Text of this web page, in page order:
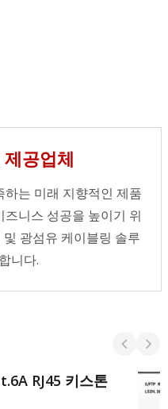
공업체
는 미래 지향적인 제품
니스 성공을 높이기 위
광섬유 케이블링 솔루
니다.
RJ45 키스톤